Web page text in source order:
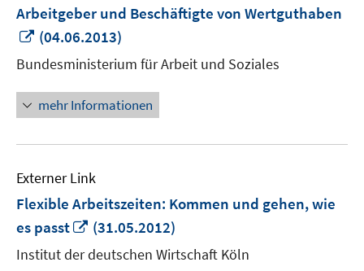
Arbeitgeber und Beschäftigte von Wertguthaben
In
neuem
Fenster
öffnen
(04.06.2013)
Bundesministerium für Arbeit und Soziales
mehr Informationen
Externer Link
Flexible Arbeitszeiten: Kommen und gehen, wie
es passt
In
neuem
Fenster
(31.05.2012)
Institut der deutschen Wirtschaft Köln